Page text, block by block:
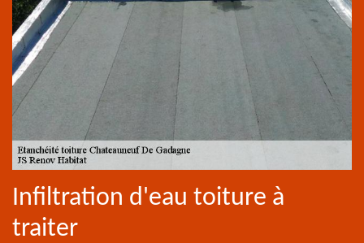
Infiltration d'eau toiture à
traiter